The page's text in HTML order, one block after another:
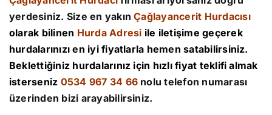
yerdesiniz. Size en yakınÇağlayancerit Hurdacısı
olarak bilinen Hurda Adresi ile iletişime geçerek
hurdalarınızı en iyi fiyatlarla hemen satabilirsiniz.
Beklettiğiniz hurdalarınız için hızlı fiyat teklifi almak
isterseniz 0534 967 34 66 nolu telefon numarası
üzerinden bizi arayabilirsiniz.